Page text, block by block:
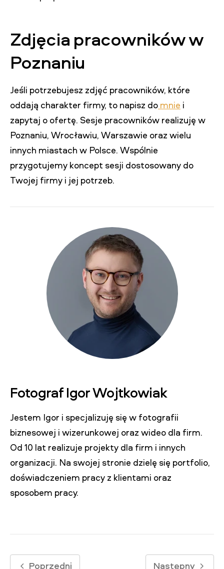
Zdjęcia pracowników w
Poznaniu
Jeśli potrzebujesz zdjęć pracowników, które
oddają charakter firmy, to napisz do mnie i
zapytaj o ofertę. Sesje pracowników realizuję w
Poznaniu, Wrocławiu, Warszawie oraz wielu
innych miastach w Polsce. Wspólnie
przygotujemy koncept sesji dostosowany do
Twojej firmy i jej potrzeb.
Fotograf Igor Wojtkowiak
Jestem Igor i specjalizuję się w fotografii
biznesowej i wizerunkowej oraz wideo dla firm.
Od 10 lat realizuje projekty dla firm i innych
organizacji. Na swojej stronie dzielę się portfolio,
doświadczeniem pracy z klientami oraz
sposobem pracy.
Poprzedni Następny